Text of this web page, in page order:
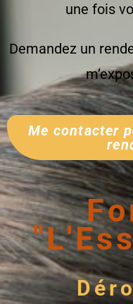
une fois
Demandez un
Me contacter